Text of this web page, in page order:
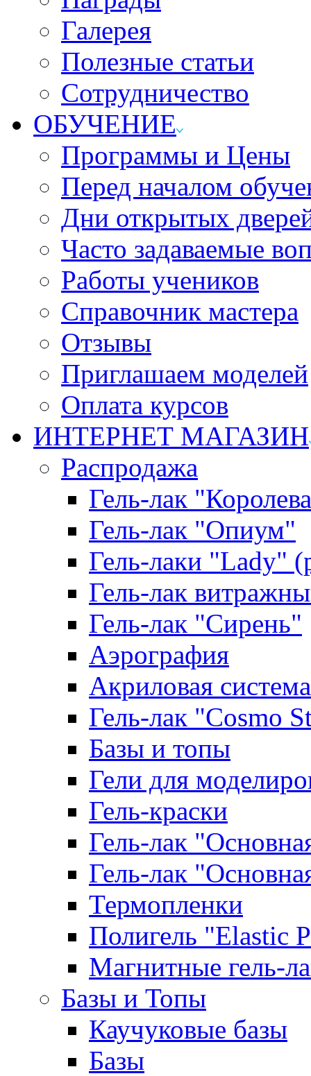
Галерея
Полезные статьи
Сотрудничество
ОБУЧЕНИЕ
Программы и Цены
Перед началом
Дни открытых
Часто задаваемые
Работы учеников
Справочник мастера
Отзывы
Приглашаем моделей
Оплата курсов
ИНТЕРНЕТ МАГАЗИН
Распродажа
Гель-лак
Гель-лак "Опиум"
Гель-лаки "Lady"
Гель-лак
Гель-лак "Сирень"
Аэрография
Акриловая система
Гель-лак "Cosmo
Базы и топы
Гели для
Гель-краски
Гель-лак
Гель-лак
Термопленки
Полигель "Elastic
Магнитные гель-
Базы и Топы
Каучуковые базы
Базы